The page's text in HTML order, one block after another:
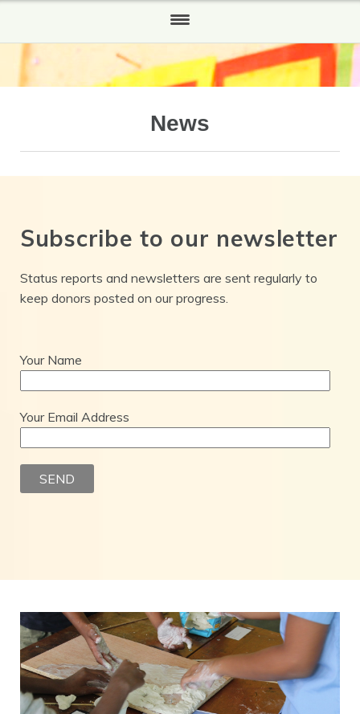
HOME
Partners and Sponsors
REPORTS
NEWS
News
Subscribe to our newsletter
Status reports and newsletters are sent regularly to
keep donors posted on our progress.
Your Name
Your Email Address